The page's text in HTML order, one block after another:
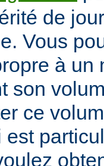
de
Vous
à un
son
ce
est